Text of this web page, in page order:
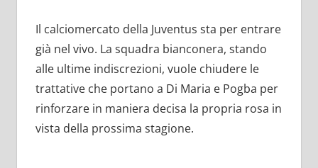
Il calciomercato della Juventus sta per entrare
già nel vivo. La squadra bianconera, stando
alle ultime indiscrezioni, vuole chiudere le
trattative che portano a Di Maria e Pogba per
rinforzare in maniera decisa la propria rosa in
vista della prossima stagione.